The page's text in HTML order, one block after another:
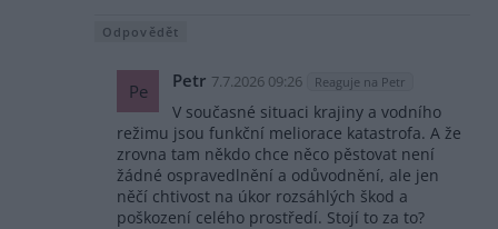
Odpovědět
Pe Petr 7.7.2026 09:26 Reaguje na Petr
V současné situaci krajiny a vodního
režimu jsou funkční meliorace katastrofa. A že
zrovna tam někdo chce něco pěstovat není
žádné ospravedlnění a odůvodnění, ale jen
něčí chtivost na úkor rozsáhlých škod a
poškození celého prostředí. Stojí to za to?